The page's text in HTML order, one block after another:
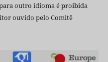
outro idioma é proibida
ouvido pelo Comitê